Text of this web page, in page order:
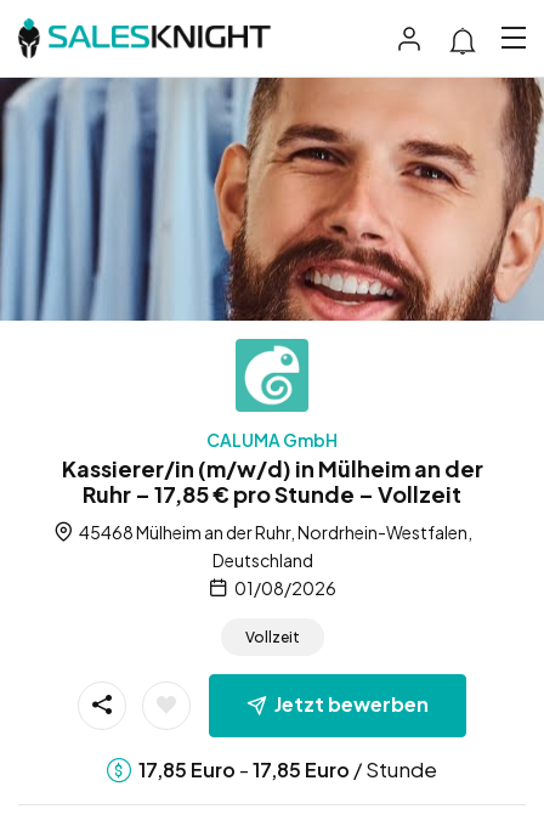
CALUMA GmbH
Kassierer/in (m/w/d) in Mülheim an der
Ruhr – 17,85 € pro Stunde – Vollzeit
45468 Mülheim an der Ruhr, Nordrhein-Westfalen,
Deutschland
01/08/2026
Vollzeit
Jetzt bewerben
17,85 Euro -17,85 Euro / Stunde